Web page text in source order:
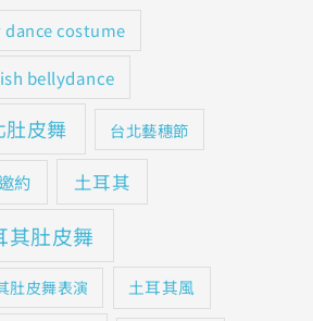
dance costume
bellydance
肚皮舞 台北藝穗節
約 土耳其
其肚皮舞
肚皮舞表演 土耳其風